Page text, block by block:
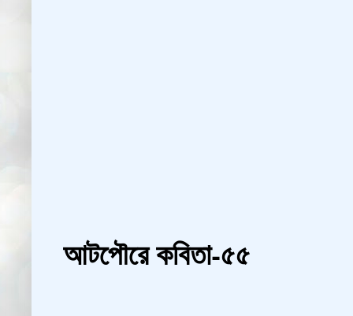
আটপৌরে কবিতা-৫৫